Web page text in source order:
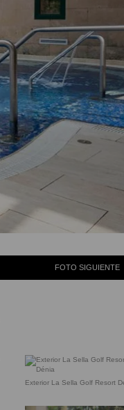
FOTO SIGUIENTE
Exterior La Sella Golf Resort